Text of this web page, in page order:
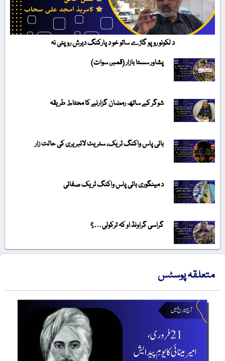
د لکونو روپو گاڑے ساتو خو د پارکنگ دیرش روپئی نہ
پشاور سستا بازار (قمبر، سوات)
شوگر کے ساتھ رمضان گزارنے کا محتاط طریقہ
بائی پاس واکنگ ٹریک، سٹریٹ لائبریری کی حالت زار
د مینگوری بائی پاس واکنگ ٹریک صفائی
گراسی گراونڈ او کہ ترکولی….؟
متعلقہ پوسٹس